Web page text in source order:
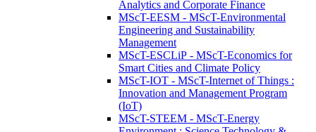
Analytics and Corporate Finance
MScT-EESM - MScT-Environmental
Engineering and Sustainability
Management
MScT-ESCLiP - MScT-Economics for
Smart Cities and Climate Policy
MScT-IOT - MScT-Internet of Things :
Innovation and Management Program
(IoT)
MScT-STEEM - MScT-Energy